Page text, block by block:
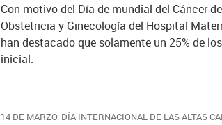
Con motivo del Día de mundial del Cáncer
Obstetricia y Ginecología del Hospital
han destacado que solamente un 25% de
inicial.
14 DE MARZO: DÍA INTERNACIONAL DE LAS ALTAS